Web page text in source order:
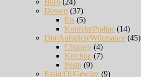
Dessert (37)
Eis (5)
Konfekt/Praline (14)
Dip/Aufstrich/Würzsauce (45)
Chutney (4)
Ketchup (7)
Pesto (9)
Essig/Öl/Gewürz (9)